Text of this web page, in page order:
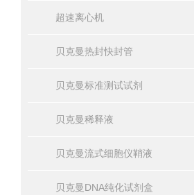
超速离心机
贝克曼热封快封管
贝克曼标准测试试剂
贝克曼稀释液
贝克曼流式细胞仪鞘液
贝克曼DNA纯化试剂盒